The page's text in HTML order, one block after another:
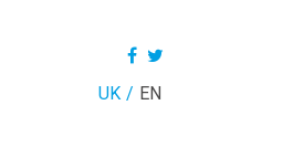
UK EN